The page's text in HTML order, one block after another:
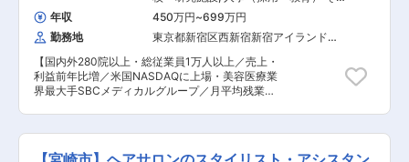
発において市場ニーズを起点に企画から販促まで
関与できるため、自身のアイデアを形にしヒット
商品を生み出せます。単なる仕入れ業務に留まら
ず、事業成長への直接的な貢献を実感できます。
・自社ECという強力な販路を持つため、商品開発
後の販売展開スピードが速く、顧客の反応をデー
マーケティング視点も磨かれます。 ・東証プライ
ム上場企業として安定基盤を持ちながらも、新規
開発・提供する健康・美容関連の講座、セミナ
ー、書籍、物販等の販売促進を担当 ・YouTubeな
どの自社メディアからの販売導線の設計や企画 ・
集客、販売、効果測定 ・プロジェクトマネジメン
ト 2. YouTube・メディア運営のディレクション
総登録者数250万人超を誇る自社YouTubeチャン
ネルの運営戦略を担う ・チャンネル分析
（PDCA）に基づくコンテンツの最適化 ・コンテ
3.クリエイティブ・ディレクション デザイナーや
の他人事
年収 450万円~699万円
勤務地
東京都新宿区西新宿新宿アイランドタ
【国内外280院以上・総従業員1万人以上／売上・
利益前年比増／米国NASDAQに上場・美容医療業
界最大手SBCメディカルグループ／月平均残業20
当社の新卒および中途の採用担当としてご活躍い
ただきます。当社は職種ごとに担当制を敷いてお